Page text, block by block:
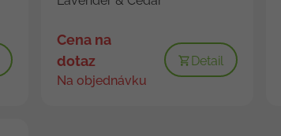
Cena na
dotaz
Na objednávku
Detail